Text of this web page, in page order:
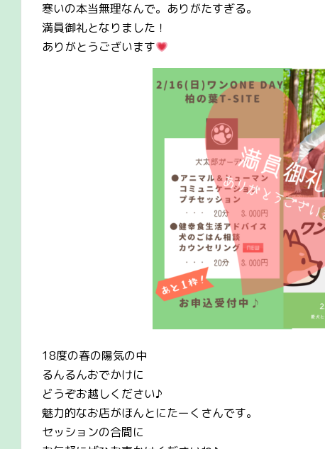
寒いの本当無理なんで。ありがたすぎる。
満員御礼となりました！
ありがとうございます
18度の春の陽気の中
るんるんおでかけに
どうぞお越しください♪
魅力的なお店がほんとにたーくさんです。
セッションの合間に